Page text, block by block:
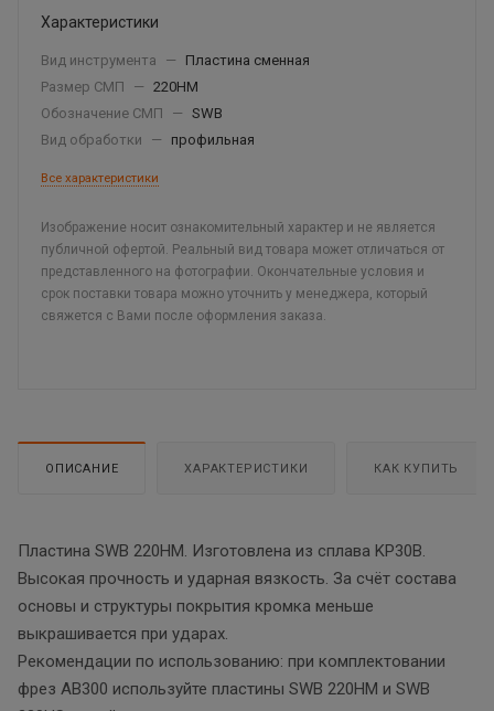
Характеристики
Вид инструмента —
Пластина сменная
Размер СМП
— 220HM
Обозначение СМП
— SWB
Вид обработки
— профильная
Все характеристики
Изображение носит ознакомительный характер и не является
публичной офертой. Реальный вид товара может отличаться от
представленного на фотографии. Окончательные условия и
срок поставки товара можно уточнить у менеджера, который
свяжется с Вами после оформления заказа.
ОПИСАНИЕ ХАРАКТЕРИСТИКИ КАК КУПИТЬ
Пластина SWB 220HM. Изготовлена из сплава KP30B.
Высокая прочность и ударная вязкость. За счёт состава
основы и структуры покрытия кромка меньше
выкрашивается при ударах.
Рекомендации по использованию: при комплектовании
фрез AB300 используйте пластины SWB 220HM и SWB